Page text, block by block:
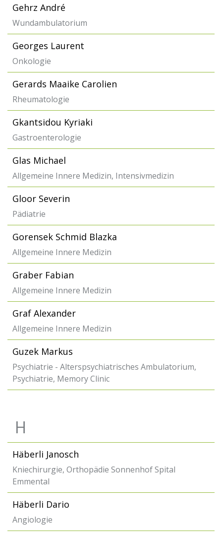
Gehrz André
Wundambulatorium
Georges Laurent
Onkologie
Gerards Maaike Carolien
Rheumatologie
Gkantsidou Kyriaki
Gastroenterologie
Glas Michael
Allgemeine Innere Medizin, Intensivmedizin
Gloor Severin
Pädiatrie
Gorensek Schmid Blazka
Allgemeine Innere Medizin
Graber Fabian
Allgemeine Innere Medizin
Graf Alexander
Allgemeine Innere Medizin
Guzek Markus
Psychiatrie - Alterspsychiatrisches Ambulatorium,
Psychiatrie, Memory Clinic
H
Häberli Janosch
Kniechirurgie, Orthopädie Sonnenhof Spital
Emmental
Häberli Dario
Angiologie